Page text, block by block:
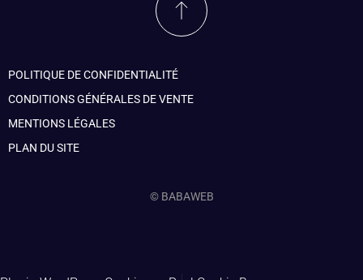
POLITIQUE DE CONFIDENTIALITÉ
CONDITIONS GÉNÉRALES DE VENTE
MENTIONS LÉGALES
PLAN DU SITE
© BABAWEB